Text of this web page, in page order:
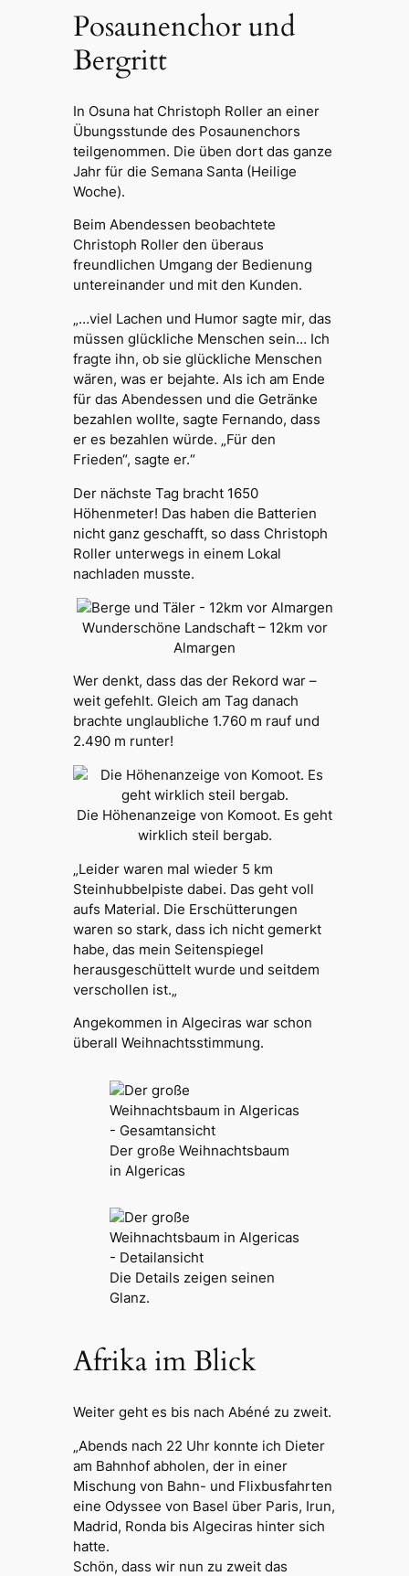
Posaunenchor und
Bergritt
In Osuna hat Christoph Roller an einer
Übungsstunde des Posaunenchors
teilgenommen. Die üben dort das ganze
Jahr für die Semana Santa (Heilige
Woche).
Beim Abendessen beobachtete
Christoph Roller den überaus
freundlichen Umgang der Bedienung
untereinander und mit den Kunden.
„…viel Lachen und Humor sagte mir, das
müssen glückliche Menschen sein… Ich
fragte ihn, ob sie glückliche Menschen
wären, was er bejahte. Als ich am Ende
für das Abendessen und die Getränke
bezahlen wollte, sagte Fernando, dass
er es bezahlen würde. „Für den
Frieden“, sagte er.“
Der nächste Tag bracht 1650
Höhenmeter! Das haben die Batterien
nicht ganz geschafft, so dass Christoph
Roller unterwegs in einem Lokal
nachladen musste.
Wunderschöne Landschaft – 12km vor
Almargen
Wer denkt, dass das der Rekord war –
weit gefehlt. Gleich am Tag danach
brachte unglaubliche 1.760 m rauf und
2.490 m runter!
Die Höhenanzeige von Komoot. Es geht
wirklich steil bergab.
„Leider waren mal wieder 5 km
Steinhubbelpiste dabei. Das geht voll
aufs Material. Die Erschütterungen
waren so stark, dass ich nicht gemerkt
habe, das mein Seitenspiegel
herausgeschüttelt wurde und seitdem
verschollen ist.
Angekommen in Algeciras war schon
überall Weihnachtsstimmung.
Der große Weihnachtsbaum
in Algericas
Die Details zeigen seinen
Glanz.
Afrika im Blick
Weiter geht es bis nach Abéné zu zweit.
„Abends nach 22 Uhr konnte ich Dieter
am Bahnhof abholen, der in einer
Mischung von Bahn- und Flixbusfahrten
eine Odyssee von Basel über Paris, Irun,
Madrid, Ronda bis Algeciras hinter sich
hatte.
Schön, dass wir nun zu zweit das